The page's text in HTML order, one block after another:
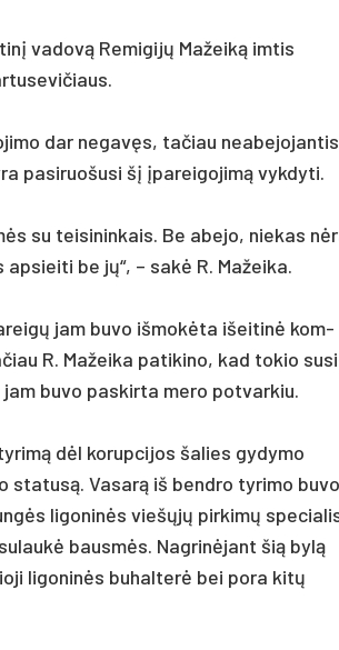
va­dovą Re­mi­gijų Ma­žeiką im­tis
dar ne­gavęs, ta­čiau
pa­si­ruo­šu­si šį įpa­rei­go­jimą vyk­dy­ti.
su tei­si­nin­kais. Be abe­jo, nie­kas
be jų“, – sakė R. Ma­žei­ka.
jam bu­vo iš­mokė­ta išei­tinė kom­
R. Ma­žei­ka pa­ti­ki­no, kad to­kio
bu­vo pa­skir­ta me­ro po­tvar­kiu.
dėl ko­rup­ci­jos ša­lies gy­dy­mo
Va­sarą iš bend­ro ty­ri­mo bu­vo
li­go­ninės viešųjų pir­kimų
bausmės. Nag­rinė­jant šią bylą
li­go­ninės bu­hal­terė bei po­ra kitų